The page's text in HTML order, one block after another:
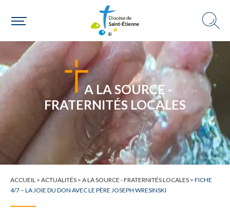
A LA SOURCE -
FRATERNITÉS LOCALES
ACCUEIL > ACTUALITÉS > A LA SOURCE - FRATERNITÉS LOCALES > FICHE
4/7 – LA JOIE DU DON AVEC LE PÈRE JOSEPH WRESINSKI